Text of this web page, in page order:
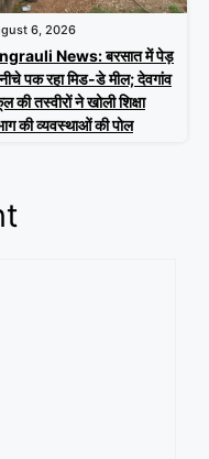
6, 2026
News: बरसात में पेड़
पक रहा मिड-डे मील; देवगांव
की तस्वीरों ने खोली शिक्षा
की व्यवस्थाओं की पोल